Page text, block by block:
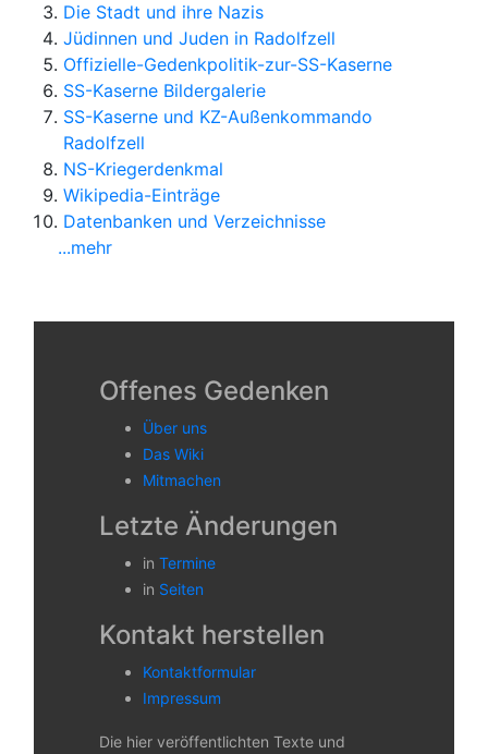
Die Stadt und ihre Nazis
Jüdinnen und Juden in Radolfzell
Offizielle-Gedenkpolitik-zur-SS-Kaserne
SS-Kaserne Bildergalerie
SS-Kaserne und KZ-Außenkommando
Radolfzell
NS-Kriegerdenkmal
Wikipedia-Einträge
Datenbanken und Verzeichnisse
...mehr
Offenes Gedenken
Über uns
Das Wiki
Mitmachen
Letzte Änderungen
in Termine
in Seiten
Kontakt herstellen
Kontaktformular
Impressum
Die hier veröffentlichten Texte und